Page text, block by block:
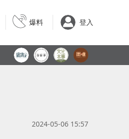
爆料 登入
2024-05-06 15:57